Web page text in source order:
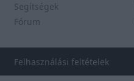
Segítségek
Fórum
Felhasználási feltételek